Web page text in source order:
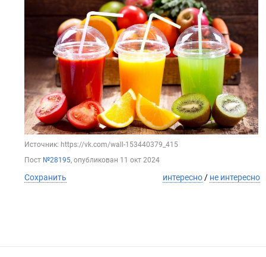
Источник: https://vk.com/wall-153440379_415
Пост №28195, опубликован 11 окт 2024
Сохранить интересно/ не интересно